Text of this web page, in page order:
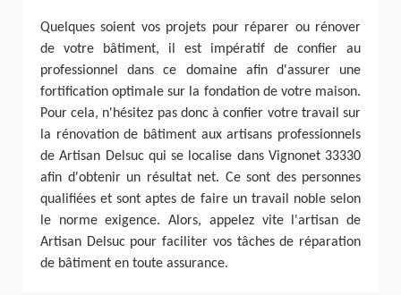
Quelques soient vos projets pour réparer ou rénover
de votre bâtiment, il est impératif de confier au
professionnel dans ce domaine afin d'assurer une
fortification optimale sur la fondation de votre maison.
Pour cela, n'hésitez pas donc à confier votre travail sur
la rénovation de bâtiment aux artisans professionnels
de Artisan Delsuc qui se localise dans Vignonet 33330
afin d'obtenir un résultat net. Ce sont des personnes
qualifiées et sont aptes de faire un travail noble selon
le norme exigence. Alors, appelez vite l'artisan de
Artisan Delsuc pour faciliter vos tâches de réparation
de bâtiment en toute assurance.